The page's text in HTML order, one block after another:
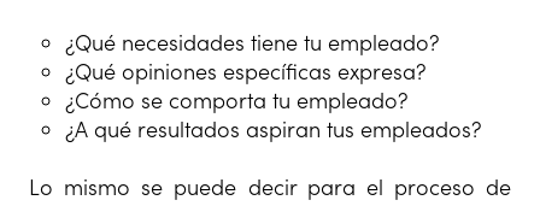
¿Qué necesidades tiene tu empleado?
¿Qué opiniones específicas expresa?
¿Cómo se comporta tu empleado?
¿A qué resultados aspiran tus empleados?
Lo mismo se puede decir para el proceso de